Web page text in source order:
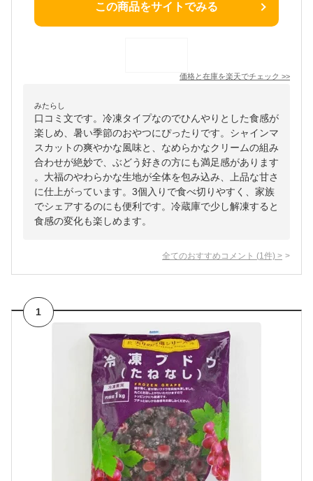
この商品をサイトでみる
価格と在庫を楽天でチェック >>
みたらし
口コミ文です。冷凍タイプなのでひんやりとした食感が
楽しめ、暑い季節のおやつにぴったりです。シャインマ
スカットの爽やかな風味と、なめらかなクリームの組み
合わせが絶妙で、ぶどう好きの方にも満足感があります
。大福のやわらかな生地が全体を包み込み、上品な甘さ
に仕上がっています。3個入りで食べ切りやすく、家族
でシェアするのにも便利です。冷蔵庫で少し解凍すると
食感の変化も楽しめます。
全てのおすすめコメント (1 件) >
1